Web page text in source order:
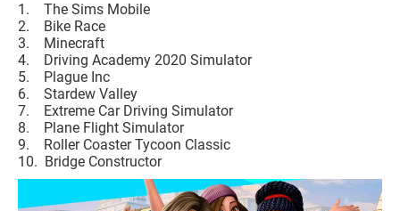
1. The Sims Mobile
2. Bike Race
3. Minecraft
4. Driving Academy 2020 Simulator
5. Plague Inc
6. Stardew Valley
7. Extreme Car Driving Simulator
8. Plane Flight Simulator
9. Roller Coaster Tycoon Classic
10. Bridge Constructor